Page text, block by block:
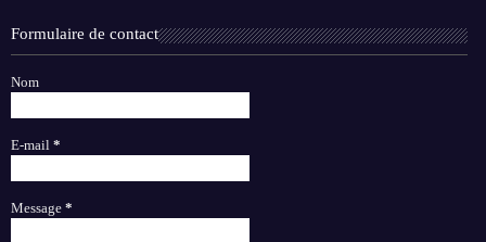
Formulaire de contact
Nom
E-mail *
Message *